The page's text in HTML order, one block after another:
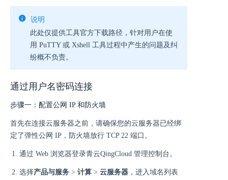
说明
此处仅提供工具官方下载路径，针对用户在使
用 PuTTY 或 Xshell 工具过程中产生的问题及纠
纷概不负责。
通过用户名密码连接
步骤一：配置公网 IP 和防火墙
首先在连接云服务器之前，请确保您的云服务器已经绑
定了弹性公网 IP，防火墙放行 TCP 22 端口。
通过 Web 浏览器登录青云QingCloud 管理控制台。
选择产品与服务 > 计算 > 云服务器 ，进入域名列表